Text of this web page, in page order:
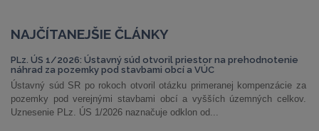
NAJČÍTANEJŠIE ČLÁNKY
PLz. ÚS 1/2026: Ústavný súd otvoril priestor na prehodnotenie
náhrad za pozemky pod stavbami obcí a VÚC
Ústavný súd SR po rokoch otvoril otázku primeranej kompenzácie za
pozemky pod verejnými stavbami obcí a vyšších územných celkov.
Uznesenie PLz. ÚS 1/2026 naznačuje odklon od...